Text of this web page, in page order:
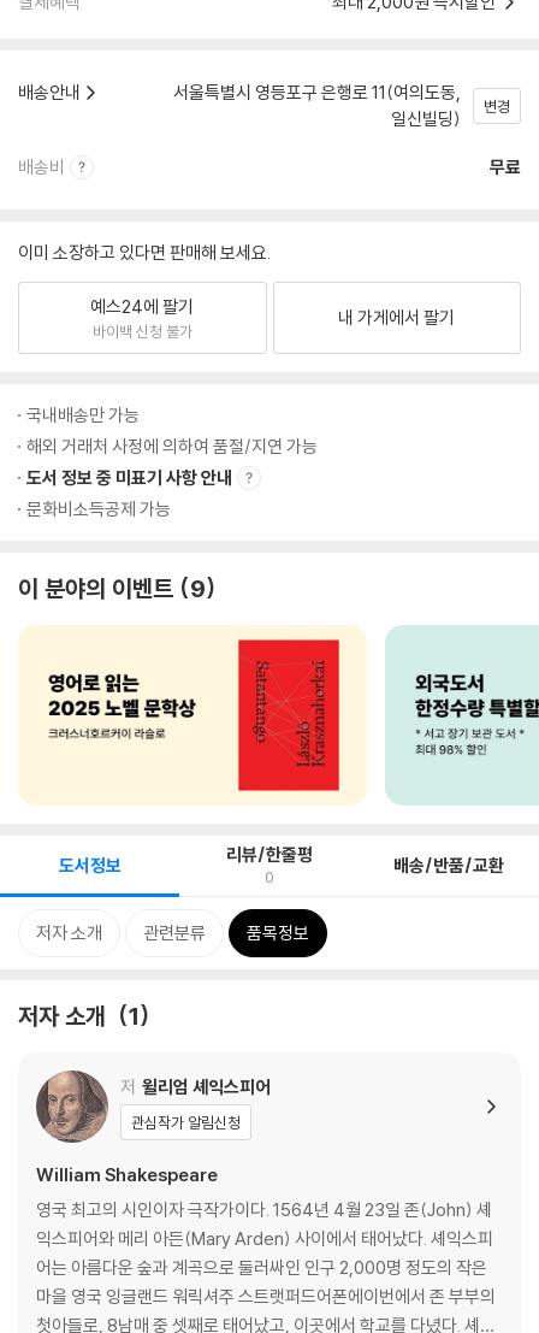
배송안내
서울특별시 영등포구 은행로 11(여의도동,
일신빌딩)
변경
배송비 무료
이미 소장하고 있다면 판매해 보세요.
예스24에 팔기
바이백 신청 불가
내 가게에서 팔기
국내배송만 가능
해외 거래처 사정에 의하여 품절/지연 가능
도서 정보 중 미표기 사항 안내
문화비소득공제 가능
이 분야의 이벤트 9
도서정보 리뷰/한줄평
0 배송/반품/교환
저자 소개 관련분류 품목정보
저자 소개 1
저 윌리엄 셰익스피어
관심작가 알림신청
William Shakespeare
영국 최고의 시인이자 극작가이다. 1564년 4월 23일 존(John) 셰
익스피어와 메리 아든(Mary Arden) 사이에서 태어났다. 셰익스피
어는 아름다운 숲과 계곡으로 둘러싸인 인구 2,000명 정도의 작은
마을 영국 잉글랜드 워릭셔주 스트랫퍼드어폰에이번에서 존 부부의
첫아들로, 8남매 중 셋째로 태어났고, 이곳에서 학교를 다녔다. 셰익